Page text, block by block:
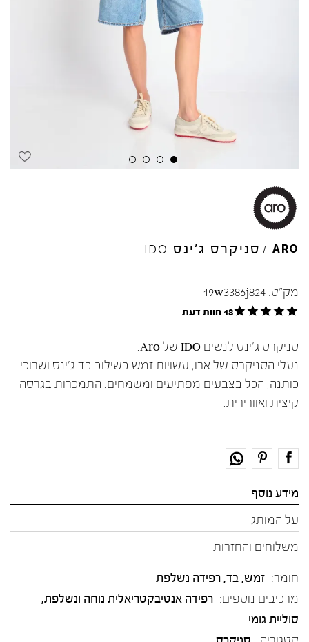
ARO
/ סניקרס ג'ינס IDO
מק"ט: 19w3386j824
18 חוות דעת
סניקרס ג'ינס לנשים IDO של Aro.
נעלי הסניקרס של ארו, עשויות זמש בשילוב בד ג'ינס ושרוכי
כותנה, הכל בצבעים מפתיעים ומשמחים. התמכרות בגרסה
קיצית ואוורירית.
מידע נוסף
על המותג
משלוחים והחזרות
חומר: זמש, בד, רפידה נשלפת
מרכיבים נוספים: רפידה אנטיבקטריאלית נוחה ונשלפת,
סוליית גומי